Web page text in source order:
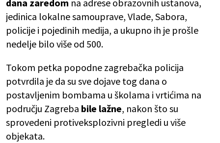
dana zaredom na adrese obrazovnih ustanova,
jedinica lokalne samouprave, Vlade, Sabora,
policije i pojedinih medija, a ukupno ih je prošle
nedelje bilo više od 500.
Tokom petka popodne zagrebačka policija
potvrdila je da su sve dojave tog dana o
postavljenim bombama u školama i vrtićima na
području Zagreba bile lažne, nakon što su
sprovedeni protiveksplozivni pregledi u više
objekata.